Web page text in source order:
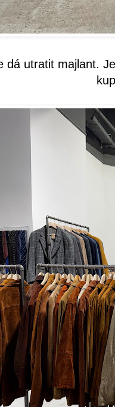
dá utratit majlant.